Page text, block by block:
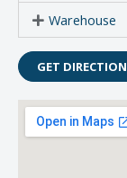
Warehouse
GET DIRECTION